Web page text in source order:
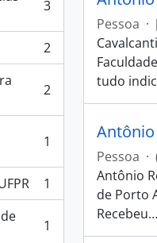
3
2
2
1
1
1
Pessoa ·
tudo
Pessoa ·
Antônio
de Porto
Recebeu…